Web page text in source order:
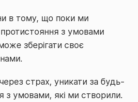
в тому, що поки ми
з умовами
зберігати своє
страх, уникати за будь-
з умовами, які ми створили.